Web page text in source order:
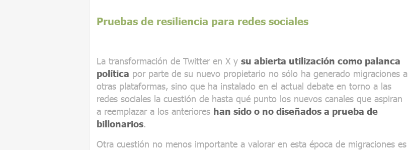
Pruebas de resiliencia para redes sociales
La transformación de Twitter en X y su abierta utilización como palanca
política por parte de su nuevo propietario no sólo ha generado migraciones a
otras plataformas, sino que ha instalado en el actual debate en torno a las
redes sociales la cuestión de hasta qué punto los nuevos canales que aspiran
a reemplazar a los anteriores han sido o no diseñados a prueba de
billonarios.
Otra cuestión no menos importante a valorar en esta época de migraciones es